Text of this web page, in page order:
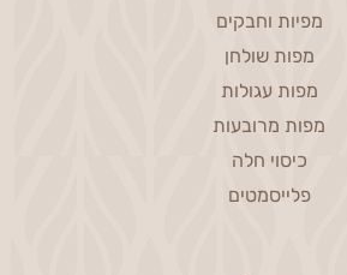
מפיות וחבקים
מפות שולחן
מפות עגולות
מפות מרובעות
כיסוי חלה
פלייסמטים